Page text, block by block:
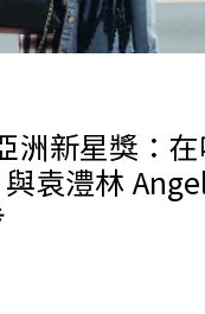
洲新星獎：
袁澧林